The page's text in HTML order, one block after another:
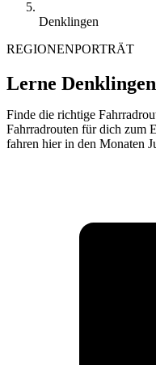
Denklingen
REGIONENPORTRÄT
Lerne
Finde die richtige
Fahrradrouten für dich zum
fahren hier in den Monaten